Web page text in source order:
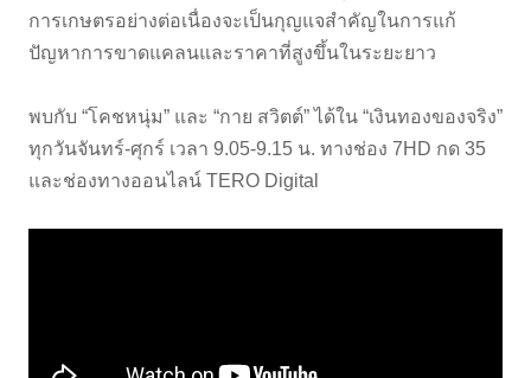
การเกษตรอย่างต่อเนื่องจะเป็นกุญแจสำคัญในการแก้
ปัญหาการขาดแคลนและราคาที่สูงขึ้นในระยะยาว
พบกับ “โคชหนุ่ม” และ “กาย สวิตต์” ได้ใน “เงินทองของจริง”
ทุกวันจันทร์-ศุกร์ เวลา 9.05-9.15 น. ทางช่อง 7HD กด 35
และช่องทางออนไลน์ TERO Digital